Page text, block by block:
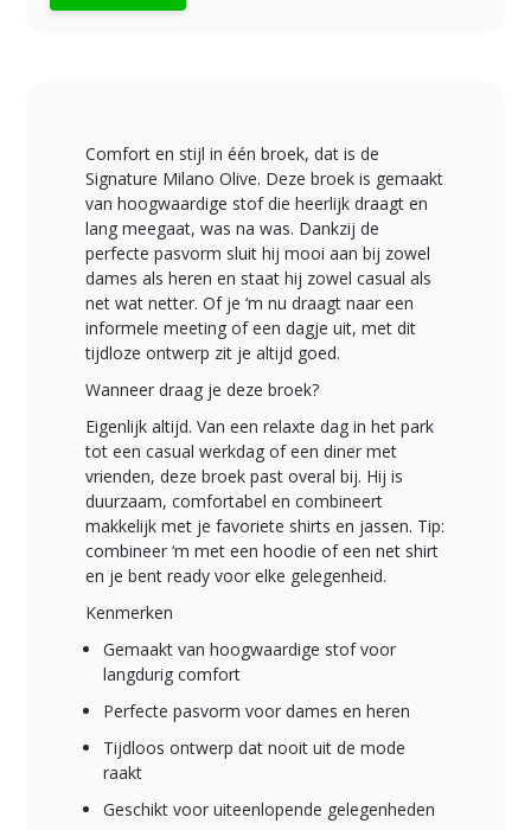
Comfort en stijl in één broek, dat is de
Signature Milano Olive. Deze broek is gemaakt
van hoogwaardige stof die heerlijk draagt en
lang meegaat, was na was. Dankzij de
perfecte pasvorm sluit hij mooi aan bij zowel
dames als heren en staat hij zowel casual als
net wat netter. Of je ‘m nu draagt naar een
informele meeting of een dagje uit, met dit
tijdloze ontwerp zit je altijd goed.
Wanneer draag je deze broek?
Eigenlijk altijd. Van een relaxte dag in het park
tot een casual werkdag of een diner met
vrienden, deze broek past overal bij. Hij is
duurzaam, comfortabel en combineert
makkelijk met je favoriete shirts en jassen. Tip:
combineer ‘m met een hoodie of een net shirt
en je bent ready voor elke gelegenheid.
Kenmerken
Gemaakt van hoogwaardige stof voor
langdurig comfort
Perfecte pasvorm voor dames en heren
Tijdloos ontwerp dat nooit uit de mode
raakt
Geschikt voor uiteenlopende gelegenheden